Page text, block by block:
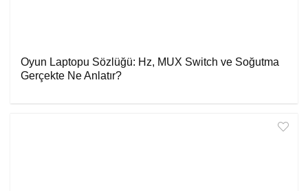
Oyun Laptopu Sözlüğü: Hz, MUX Switch ve Soğutma
Gerçekte Ne Anlatır?